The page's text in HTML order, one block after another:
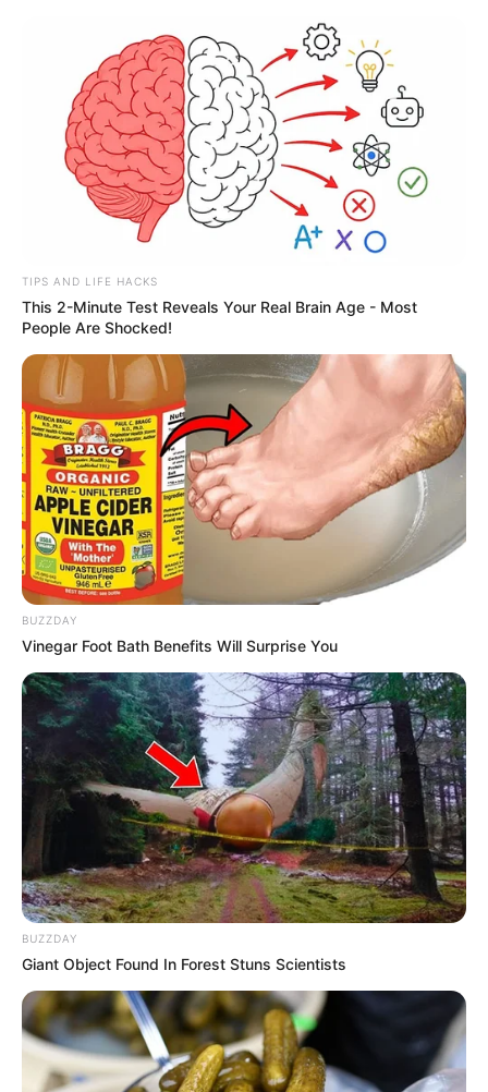
TIPS AND LIFE HACKS
This 2-Minute Test Reveals Your Real Brain Age - Most
People Are Shocked!
BUZZDAY
Vinegar Foot Bath Benefits Will Surprise You
BUZZDAY
Giant Object Found In Forest Stuns Scientists